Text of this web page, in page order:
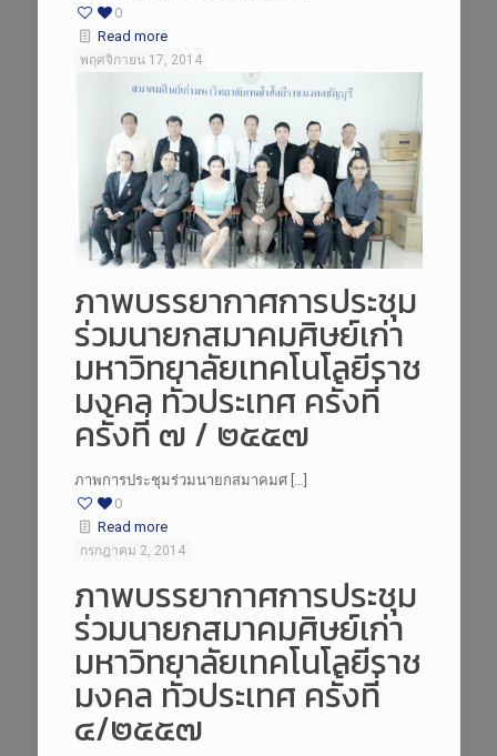
0
Read more
พฤศจิกายน 17, 2014
ภาพบรรยากาศการประชุม
ร่วมนายกสมาคมศิษย์เก่า
มหาวิทยาลัยเทคโนโลยีราช
มงคล ทั่วประเทศ ครั้งที่
ครั้งที่ ๗ / ๒๕๕๗
ภาพการประชุมร่วมนายกสมาคมศ […]
0
Read more
กรกฎาคม 2, 2014
ภาพบรรยากาศการประชุม
ร่วมนายกสมาคมศิษย์เก่า
มหาวิทยาลัยเทคโนโลยีราช
มงคล ทั่วประเทศ ครั้งที่
๔/๒๕๕๗